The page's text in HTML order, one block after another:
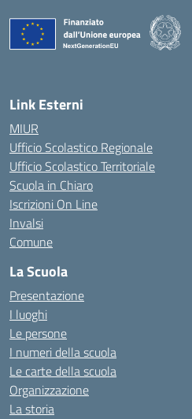
Link Esterni
MIUR
Ufficio Scolastico Regionale
Ufficio Scolastico Territoriale
Scuola in Chiaro
Iscrizioni On Line
Invalsi
Comune
La Scuola
Presentazione
I luoghi
Le persone
I numeri della scuola
Le carte della scuola
Organizzazione
La storia